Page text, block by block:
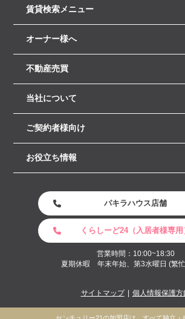
賃貸検索メニュー
オーナー様へ
不動産売買
当社について
ご契約者様向け
お役立ち情報
パキラハウス店舗
くらしーど24（入居者様専用
営業時間：10:00~18:30
夏期休暇 年末年始、第3水曜日 (繁
サイトマップ 個人情報保護方